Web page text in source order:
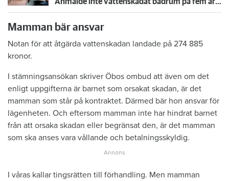
Mamman bär ansvar
Notan för att åtgärda vattenskadan landade på 274 885
kronor.
I stämningsansökan skriver Öbos ombud att även om det
enligt uppgifterna är barnet som orsakat skadan, är det
mamman som står på kontraktet. Därmed bär hon ansvar för
lägenheten. Och eftersom mamman inte har hindrat barnet
från att orsaka skadan eller begränsat den, är det mamman
som ska anses vara vållande och betalningsskyldig.
I våras kallar tingsrätten till förhandling. Men mamman